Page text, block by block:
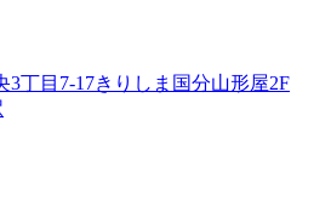
3丁目7-17きりしま国分山形屋2F